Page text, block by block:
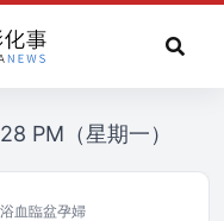
PM（星期一）
血臨盆孕婦